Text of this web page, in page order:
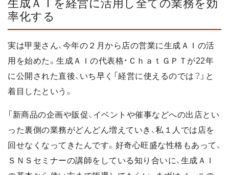
生成ＡＩを経営に活用し全ての業務を効
率化する
実は甲斐さん、今年の２月から店の営業に生成ＡＩの活
用を始めた。生成ＡＩの代表格・ＣｈａｔＧＰＴが22年
に公開された直後、いち早く「経営に使えるのでは？」と
着目したという。
「新商品の企画や販促、イベントや催事などへの出店とい
った裏側の業務がどんどん増えていき、私１人では店を
回せなくなってきたんです。好奇心旺盛な性格もあって、
ＳＮＳセミナーの講師をしている知り合いに、生成ＡＩ